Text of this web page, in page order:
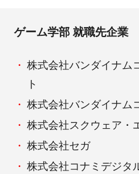
ゲーム学部 就職先企業
株式会社バンダイナム
ト
株式会社バンダイナム
株式会社スクウェア・
株式会社セガ
株式会社コナミデジタ